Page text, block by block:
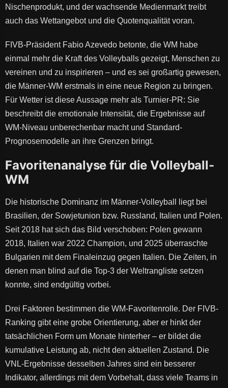
Nischenprodukt, und der wachsende Medienmarkt treibt
auch das Wettangebot und die Quotenqualität voran.
FIVB-Präsident Fabio Azevedo betonte, die WM habe
einmal mehr die Kraft des Volleyballs gezeigt, Menschen zu
vereinen und zu inspirieren – und es sei großartig gewesen,
die Männer-WM erstmals in eine neue Region zu bringen.
Für Wetter ist diese Aussage mehr als Turnier-PR: Sie
beschreibt die emotionale Intensität, die Ergebnisse auf
WM-Niveau unberechenbar macht und Standard-
Prognosemodelle an ihre Grenzen bringt.
Favoritenanalyse für die Volleyball-
WM
Die historische Dominanz im Männer-Volleyball liegt bei
Brasilien, der Sowjetunion bzw. Russland, Italien und Polen.
Seit 2018 hat sich das Bild verschoben: Polen gewann
2018, Italien war 2022 Champion, und 2025 überraschte
Bulgarien mit dem Finaleinzug gegen Italien. Die Zeiten, in
denen man blind auf die Top-3 der Weltrangliste setzen
konnte, sind endgültig vorbei.
Drei Faktoren bestimmen die WM-Favoritenrolle. Der FIVB-
Ranking gibt eine grobe Orientierung, aber er hinkt der
tatsächlichen Form um Monate hinterher – er bildet die
kumulative Leistung ab, nicht den aktuellen Zustand. Die
VNL-Ergebnisse desselben Jahres sind ein besserer
Indikator, allerdings mit dem Vorbehalt, dass viele Teams in